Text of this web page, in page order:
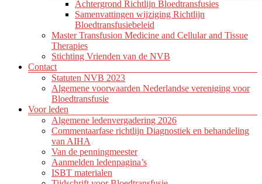
Achtergrond Richtlijn Bloedtransfusies
Samenvattingen wijziging Richtlijn
Bloedtransfusiebeleid
Master Transfusion Medicine and Cellular and Tissue
Therapies
Stichting Vrienden van de NVB
Contact
Statuten NVB 2023
Algemene voorwaarden Nederlandse vereniging voor
Bloedtransfusie
Voor leden
Algemene ledenvergadering 2026
Commentaarfase richtlijn Diagnostiek en behandeling
van AIHA
Van de penningmeester
Aanmelden ledenpagina’s
ISBT materialen